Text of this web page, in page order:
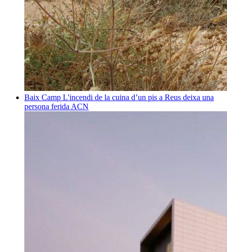
Baix Camp L'incendi de la cuina d’un pis a Reus deixa una
persona ferida ACN